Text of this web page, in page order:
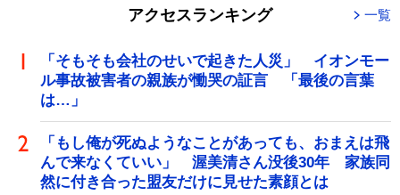
アクセスランキング 一覧
「そもそも会社のせいで起きた人災」 イオンモー
ル事故被害者の親族が慟哭の証言 「最後の言葉
は…」
「もし俺が死ぬようなことがあっても、おまえは飛
んで来なくていい」 渥美清さん没後30年 家族同
然に付き合った盟友だけに見せた素顔とは